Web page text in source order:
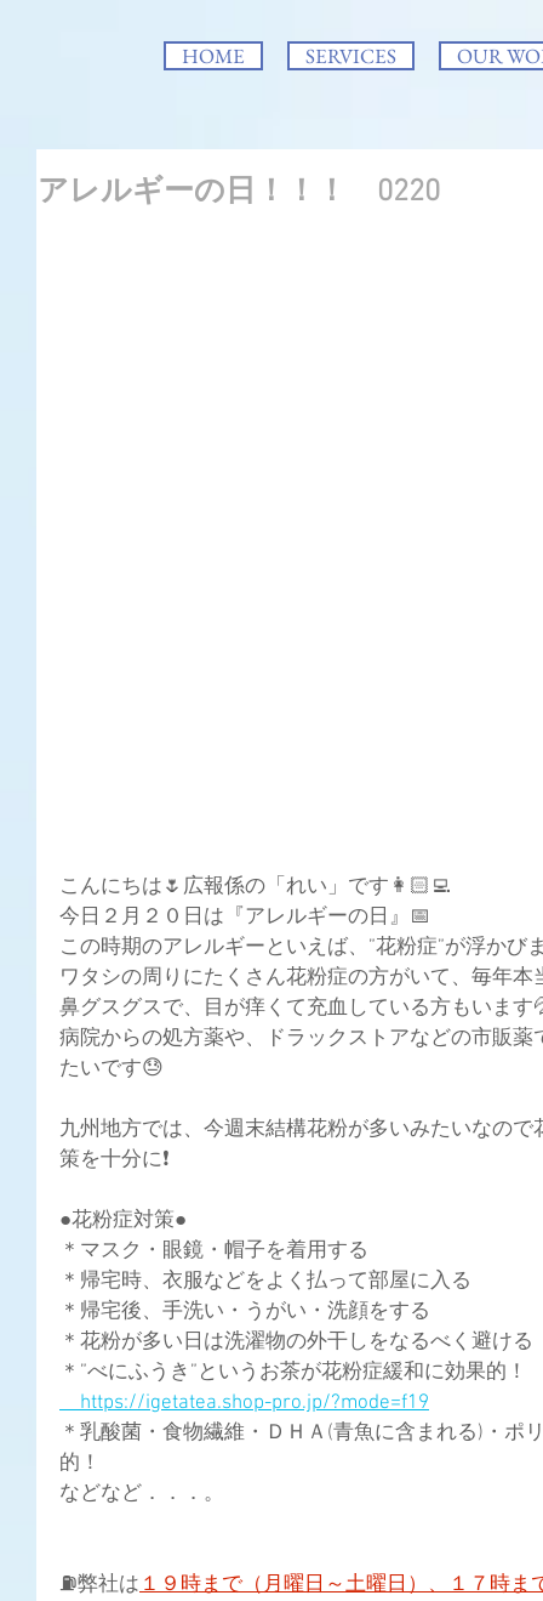
HOME SERVICES OUR
アレルギーの日！！！ 0220
こんにちは🌷広報係の「れい」です👩🏻‍💻
今日２月２０日は『アレルギーの日』📅
この時期のアレルギーといえば、”花粉症”が浮かび
ワタシの周りにたくさん花粉症の方がいて、毎年
鼻グスグスで、目が痒くて充血している方もいます
病院からの処方薬や、ドラックストアなどの市販
たいです😓
九州地方では、今週末結構花粉が多いみたいなの
策を十分に❗
●花粉症対策●
＊マスク・眼鏡・帽子を着用する
＊帰宅時、衣服などをよく払って部屋に入る
＊帰宅後、手洗い・うがい・洗顔をする
＊花粉が多い日は洗濯物の外干しをなるべく避ける
＊”べにふうき”というお茶が花粉症緩和に効果的！
https://igetatea.shop-pro.jp/?mode=f19
＊乳酸菌・食物繊維・ＤＨＡ(青魚に含まれる)・ポ
的！
などなど．．．。
⛽弊社は １９時まで（月曜日～土曜日）、１７時ま